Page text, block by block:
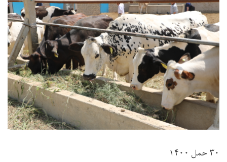
۳۰ حمل ۱۴۰۰